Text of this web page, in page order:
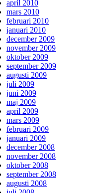
april 2010
mars 2010
februari 2010
januari 2010
december 2009
november 2009
oktober 2009
september 2009
augusti 2009
juli 2009
juni 2009
maj 2009
april 2009
mars 2009
februari 2009
januari 2009
december 2008
november 2008
oktober 2008
september 2008
augusti 2008